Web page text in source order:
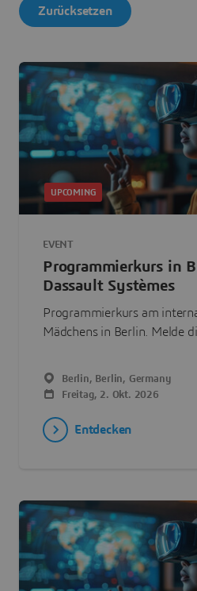
Zurücksetzen
UPCOMING
EVENT
Programmierkurs in
Dassault Systèmes
Programmierkurs am
Mädchens in Berlin. Melde
Berlin, Berlin, Germany
Freitag, 2. Okt. 2026
Entdecken